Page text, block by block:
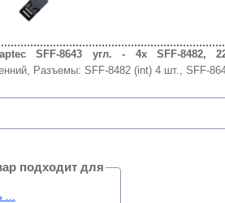
SFF-8643 угл. - 4x SFF-8482,
, Разъемы: SFF-8482 (int) 4 шт., SFF-
подходит для
...